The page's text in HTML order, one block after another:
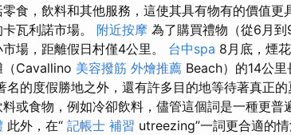
食，飲料和其他服務，這使其具有物有的價值更
瓦利諾市場。 附近按摩 為了購買禮物（從6月
場，距離假日村僅4公里。 台中spa 8月底，煙
（Cavallino 美容撥筋 外燴推薦 Beach）的14公里
名的度假勝地之外，還有許多目的地等待著真正的
或食物，例如冷卻飲料，儘管這個詞是一種更普
此外，在“ 記帳士 補習 utreezing”一詞更合適的